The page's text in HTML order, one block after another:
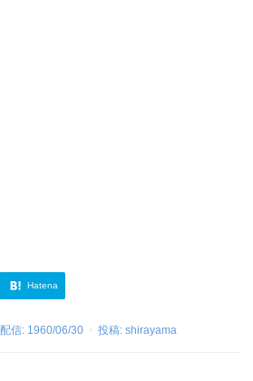
Hatena
配信: 1960/06/30 投稿: shirayama